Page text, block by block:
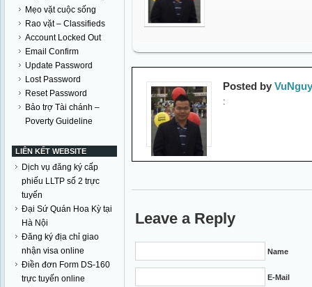
Mẹo vặt cuộc sống
Rao vặt – Classifieds
Account Locked Out
Email Confirm
Update Password
Lost Password
Reset Password
Bảo trợ Tài chánh –
Poverty Guideline
LIÊN KẾT WEBSITE
Dịch vụ đăng ký cấp
phiếu LLTP số 2 trực
tuyến
Đại Sứ Quán Hoa Kỳ tại
Hà Nội
Đăng ký địa chỉ giao
nhận visa online
Điền đơn Form DS-160
trực tuyến online
Posted by
:
Leave a Reply
Name
E-Mail